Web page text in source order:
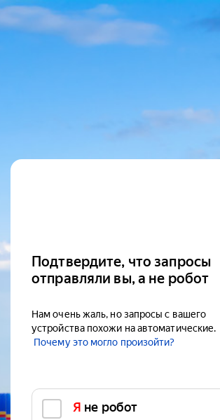
Подтвердите, что запросы
отправляли вы, а не робот
Нам очень жаль, но запросы с вашего
устройства похожи на автоматические.
Почему это могло произойти?
Я не робот